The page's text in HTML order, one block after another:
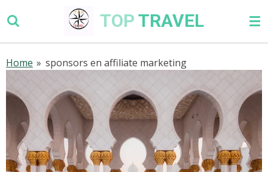
direct
naar
hoofdinhoud
TOP TRAVEL
Home » sponsors en affiliate marketing